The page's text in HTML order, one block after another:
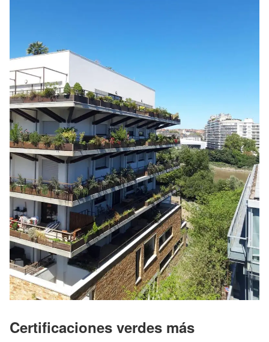
Certificaciones verdes más